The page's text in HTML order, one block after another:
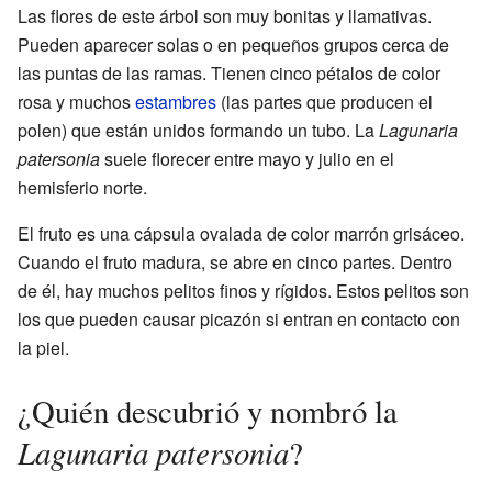
Las flores de este árbol son muy bonitas y llamativas.
Pueden aparecer solas o en pequeños grupos cerca de
las puntas de las ramas. Tienen cinco pétalos de color
rosa y muchosestambres (las partes que producen el
polen) que están unidos formando un tubo. LaLagunaria
patersoniasuele florecer entre mayo y julio en el
hemisferio norte.
El fruto es una cápsula ovalada de color marrón grisáceo.
Cuando el fruto madura, se abre en cinco partes. Dentro
de él, hay muchos pelitos finos y rígidos. Estos pelitos son
los que pueden causar picazón si entran en contacto con
la piel.
¿Quién descubrió y nombró la
Lagunaria patersonia?